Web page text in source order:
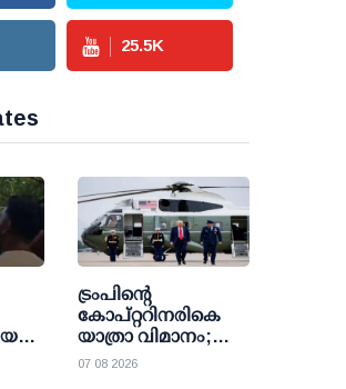
25.5K
ട്രംപിന്റെ
കോപ്റ്ററിനരികെ
യാത്രാ വിമാനം;
സുരക്ഷാ
07 08 2026